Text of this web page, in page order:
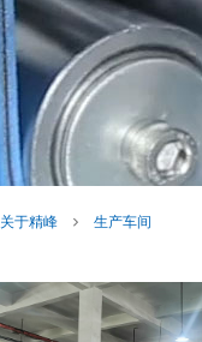
关于精峰 生产车间